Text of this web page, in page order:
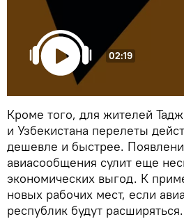
02:19
Кроме того, для жителей
и Узбекистана перелеты
дешевле и быстрее.
авиасообщения сулит еще
экономических выгод. К
новых рабочих мест, если
республик будут расширяться.